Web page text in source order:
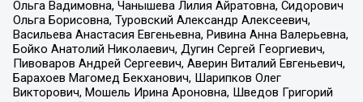
Ольга Вадимовна, Чанышева Лилия Айратовна, Сидорович
Ольга Борисовна, Туровский Александр Алексеевич,
Васильева Анастасия Евгеньевна, Ривина Анна Валерьевна,
Бойко Анатолий Николаевич, Дугин Сергей Георгиевич,
Пивоваров Андрей Сергеевич, Аверин Виталий Евгеньевич,
Барахоев Магомед Бекханович, Шарипков Олег
Викторович, Мошель Ирина Ароновна, Шведов Григорий